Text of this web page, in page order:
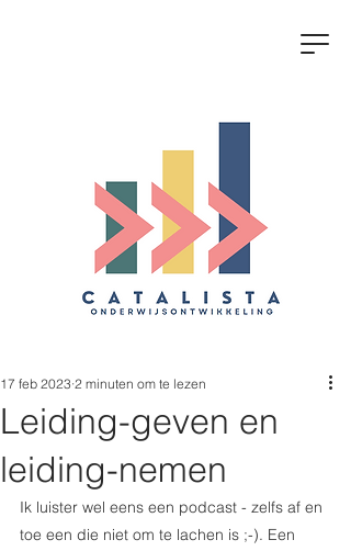
Leiding-geven en
leiding-nemen
17 feb 2023 2 minuten om te lezen
Ik luister wel eens een podcast - zelfs af en
toe een die niet om te lachen is ;-). Een